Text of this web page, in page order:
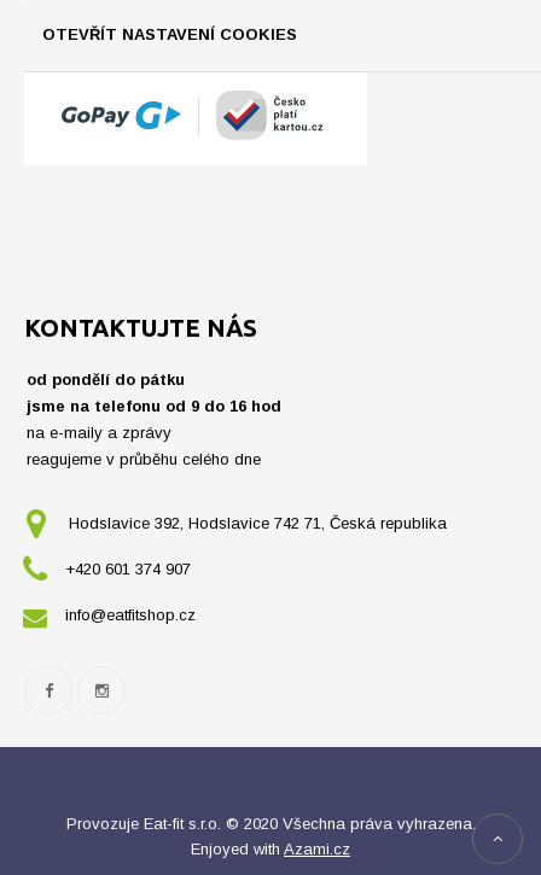
OTEVŘÍT NASTAVENÍ COOKIES
KONTAKTUJTE NÁS
od pondělí do pátku
jsme na telefonu od 9 do 16 hod
na e-maily a zprávy
reagujeme v průběhu celého dne
Hodslavice 392, Hodslavice 742 71, Česká republika
+420 601 374 907
info@eatfitshop.cz
Provozuje Eat-fit s.r.o. © 2020 Všechna práva vyhrazena.
Enjoyed with Azami.cz